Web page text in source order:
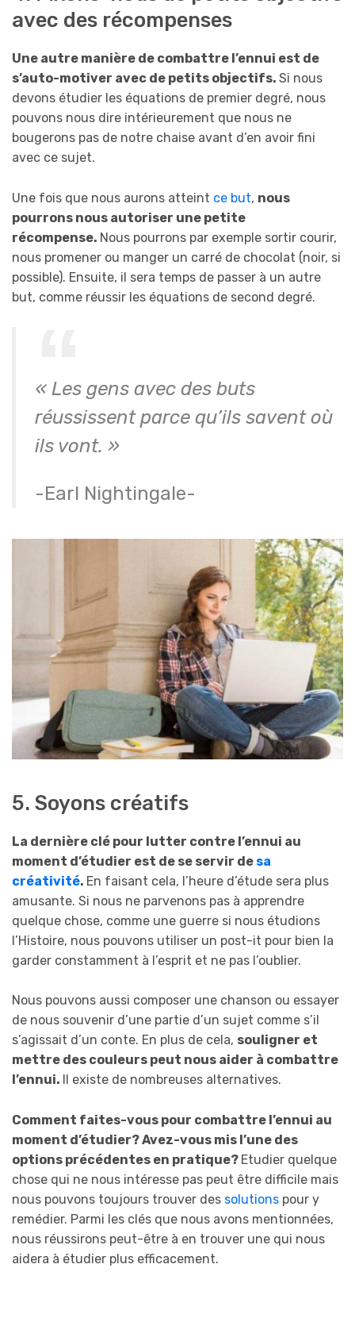
avec des récompenses
Une autre manière de combattre l’ennui est de
s’auto-motiver avec de petits objectifs. Si nous
devons étudier les équations de premier degré, nous
pouvons nous dire intérieurement que nous ne
bougerons pas de notre chaise avant d’en avoir fini
avec ce sujet.
Une fois que nous aurons atteint ce but, nous
pourrons nous autoriser une petite
récompense. Nous pourrons par exemple sortir courir,
nous promener ou manger un carré de chocolat (noir, si
possible). Ensuite, il sera temps de passer à un autre
but, comme réussir les équations de second degré.
« Les gens avec des buts
réussissent parce qu’ils savent où
ils vont. »
-Earl Nightingale-
5. Soyons créatifs
La dernière clé pour lutter contre l’ennui au
moment d’étudier est de se servir de sa
créativité. En faisant cela, l’heure d’étude sera plus
amusante. Si nous ne parvenons pas à apprendre
quelque chose, comme une guerre si nous étudions
l’Histoire, nous pouvons utiliser un post-it pour bien la
garder constamment à l’esprit et ne pas l’oublier.
Nous pouvons aussi composer une chanson ou essayer
de nous souvenir d’une partie d’un sujet comme s’il
s’agissait d’un conte. En plus de cela, souligner et
mettre des couleurs peut nous aider à combattre
l’ennui.
Il existe de nombreuses alternatives.
Comment faites-vous pour combattre l’ennui au
moment d’étudier? Avez-vous mis l’une des
options précédentes en pratique? Etudier quelque
chose qui ne nous intéresse pas peut être difficile mais
nous pouvons toujours trouver des solutions pour y
remédier. Parmi les clés que nous avons mentionnées,
nous réussirons peut-être à en trouver une qui nous
aidera à étudier plus efficacement.